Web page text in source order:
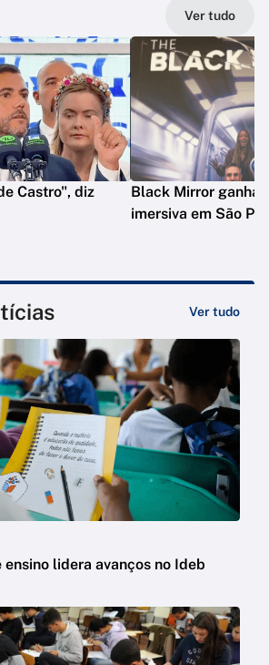
Ver tudo
Castro", diz
Black Mirror ganha
imersiva em São
Ver tudo
lidera avanços no Ideb